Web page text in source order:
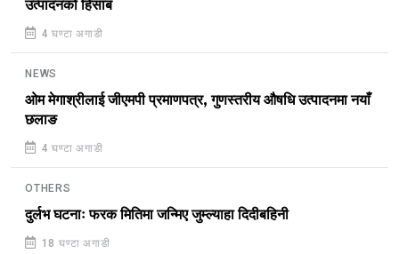
उत्पादनको हिसाब
4 घण्टा अगाडी
NEWS
ओम मेगाश्रीलाई जीएमपी प्रमाणपत्र, गुणस्तरीय औषधि उत्पादनमा नयाँ
छलाङ
4 घण्टा अगाडी
OTHERS
दुर्लभ घटनाः फरक मितिमा जन्मिए जुम्ल्याहा दिदीबहिनी
18 घण्टा अगाडी